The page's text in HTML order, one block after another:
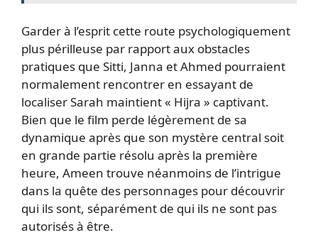
Garder à l’esprit cette route psychologiquement
plus périlleuse par rapport aux obstacles
pratiques que Sitti, Janna et Ahmed pourraient
normalement rencontrer en essayant de
localiser Sarah maintient « Hijra » captivant.
Bien que le film perde légèrement de sa
dynamique après que son mystère central soit
en grande partie résolu après la première
heure, Ameen trouve néanmoins de l’intrigue
dans la quête des personnages pour découvrir
qui ils sont, séparément de qui ils ne sont pas
autorisés à être.